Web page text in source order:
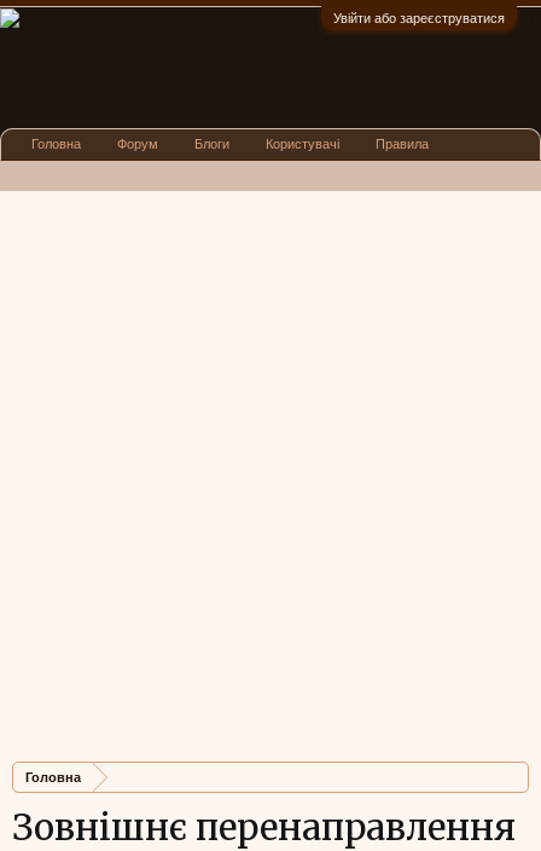
Увійти або зареєструватися
Головна
Зовнішнє перенаправлення
Головна Форум Блоги Користувачі Правила